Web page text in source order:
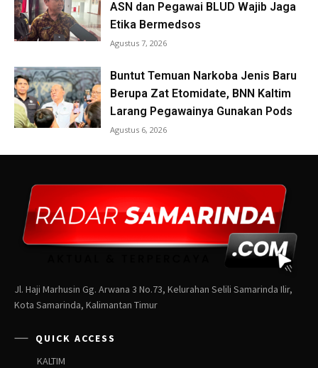
Jl. Haji Marhusin Gg. Arwana 3 No.73, Kelurahan Selili Samarinda Ilir,
Kota Samarinda, Kalimantan Timur
QUICK ACCESS
KALTIM